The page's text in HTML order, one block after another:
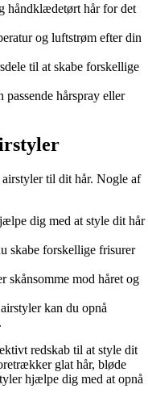
håndklædetørt hår for det
og luftstrøm efter din
til at skabe forskellige
passende hårspray eller
til dit hår. Nogle af
dig med at style dit hår
skabe forskellige frisurer
skånsomme mod håret og
kan du opnå
redskab til at style dit
glat hår, bløde
hjælpe dig med at opnå